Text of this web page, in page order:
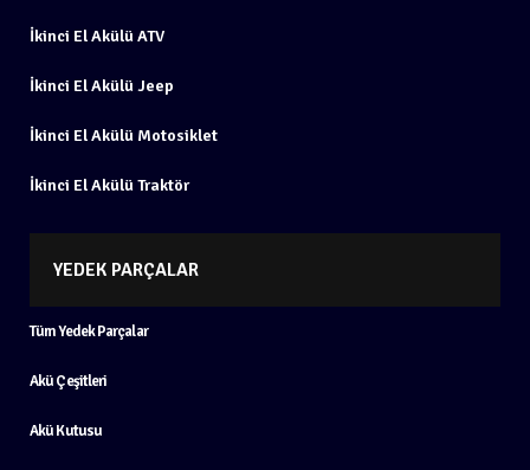
İkinci El Akülü ATV
İkinci El Akülü Jeep
İkinci El Akülü Motosiklet
İkinci El Akülü Traktör
YEDEK PARÇALAR
Tüm Yedek Parçalar
Akü Çeşitleri
Akü Kutusu